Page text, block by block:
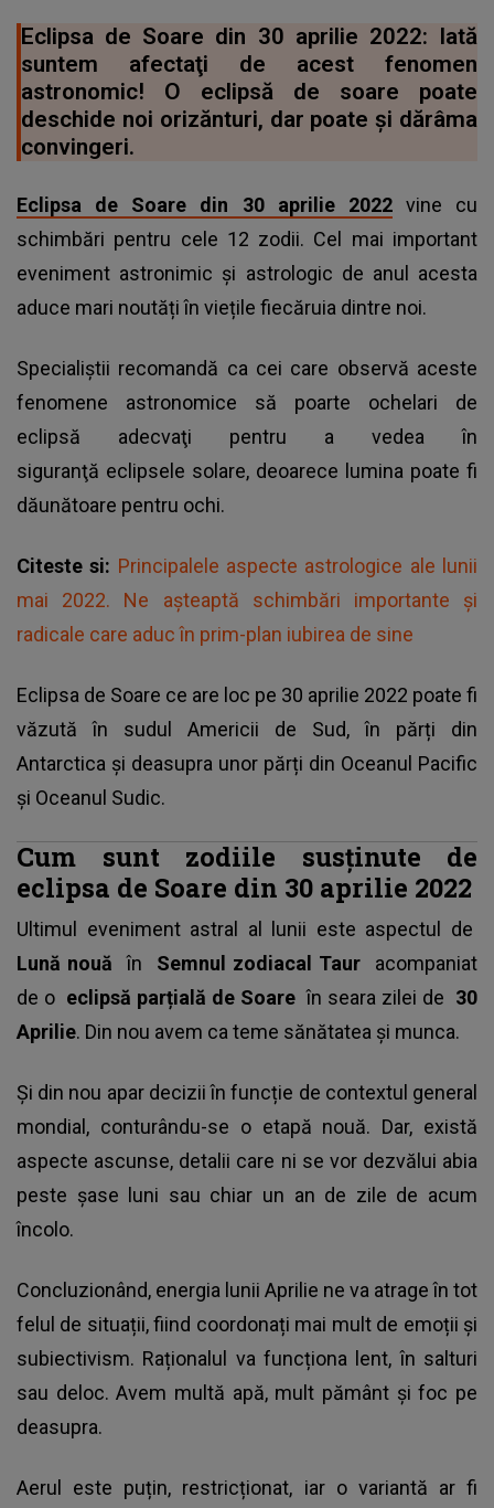
Eclipsa de Soare din 30 aprilie 2022: Iată
suntem afectaţi de acest fenomen
astronomic! O eclipsă de soare poate
deschide noi orizănturi, dar poate şi dărâma
convingeri.
Eclipsa de Soare din 30 aprilie 2022vine cu
schimbări pentru cele 12 zodii. Cel mai important
eveniment astronimic şi astrologic de anul acesta
aduce mari noutăți în viețile fiecăruia dintre noi.
Specialiștii recomandă ca cei care observă aceste
fenomene astronomice să poarte ochelari de
eclipsă adecvaţi pentru a vedea în
siguranţă eclipsele solare, deoarece lumina poate fi
dăunătoare pentru ochi.
Citeste si: Principalele aspecte astrologice ale lunii
mai 2022. Ne așteaptă schimbări importante și
radicale care aduc în prim-plan iubirea de sine
Eclipsa de Soare ce are loc pe 30 aprilie 2022 poate fi
văzută în sudul Americii de Sud, în părți din
Antarctica și deasupra unor părți din Oceanul Pacific
și Oceanul Sudic.
Cum sunt zodiile susţinute de
eclipsa de Soare din 30 aprilie 2022
Ultimul eveniment astral al lunii este aspectul de
Lună nouă
în Semnul zodiacal Taur
acompaniat
de o eclipsă parțială de Soare în seara zilei de 30
Aprilie. Din nou avem ca teme sănătatea și munca.
Și din nou apar decizii în funcție de contextul general
mondial, conturându-se o etapă nouă. Dar, există
aspecte ascunse, detalii care ni se vor dezvălui abia
peste șase luni sau chiar un an de zile de acum
încolo.
Concluzionând, energia lunii Aprilie ne va atrage în tot
felul de situații, fiind coordonați mai mult de emoții și
subiectivism. Raționalul va funcționa lent, în salturi
sau deloc. Avem multă apă, mult pământ și foc pe
deasupra.
Aerul este puțin, restricționat, iar o variantă ar fi